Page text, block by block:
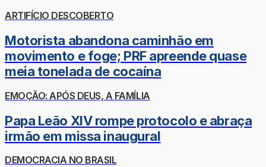
ARTIFÍCIO DESCOBERTO
Motorista abandona caminhão em
movimento e foge; PRF apreende quase
meia tonelada de cocaína
EMOÇÃO: APÓS DEUS, A FAMÍLIA
Papa Leão XIV rompe protocolo e abraça
irmão em missa inaugural
DEMOCRACIA NO BRASIL